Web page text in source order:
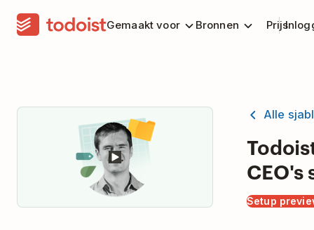
Gemaakt voor Bronnen Prijs
Alle
CEO's
Setup